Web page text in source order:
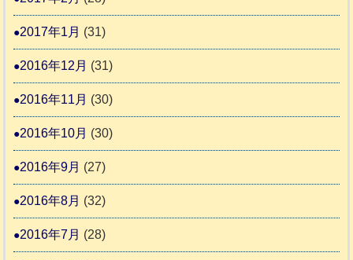
2017年1月 (31)
2016年12月 (31)
2016年11月 (30)
2016年10月 (30)
2016年9月 (27)
2016年8月 (32)
2016年7月 (28)